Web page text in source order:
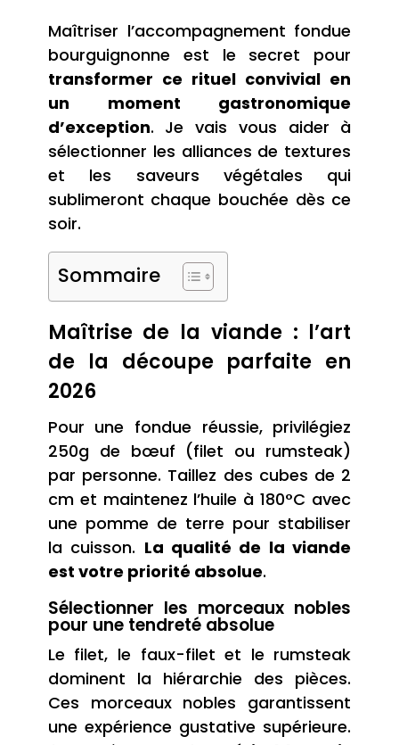
Maîtriser l’accompagnement fondue
bourguignonne est le secret pour
transformer ce rituel convivial en
un moment gastronomique
d’exception. Je vais vous aider à
sélectionner les alliances de textures
et les saveurs végétales qui
sublimeront chaque bouchée dès ce
soir.
Sommaire
Maîtrise de la viande : l’art
de la découpe parfaite en
2026
Pour une fondue réussie, privilégiez
250g de bœuf (filet ou rumsteak)
par personne. Taillez des cubes de 2
cm et maintenez l’huile à 180°C avec
une pomme de terre pour stabiliser
la cuisson. La qualité de la viande
est votre priorité absolue.
Sélectionner les morceaux nobles
pour une tendreté absolue
Le filet, le faux-filet et le rumsteak
dominent la hiérarchie des pièces.
Ces morceaux nobles garantissent
une expérience gustative supérieure.